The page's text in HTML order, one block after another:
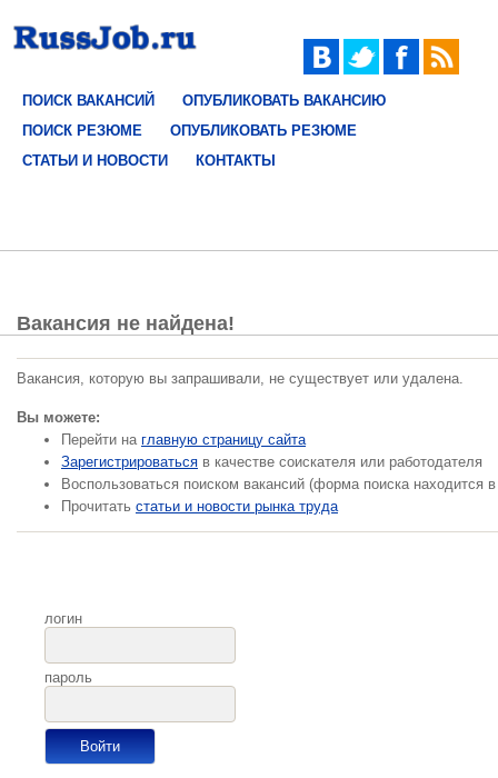
ПОИСК ВАКАНСИЙ
ОПУБЛИКОВАТЬ ВАКАНСИЮ
ПОИСК РЕЗЮМЕ
ОПУБЛИКОВАТЬ РЕЗЮМЕ
СТАТЬИ И НОВОСТИ
КОНТАКТЫ
Вакансия не найдена!
Вакансия, которую вы запрашивали, не существует или удалена.
Вы можете:
Перейти на главную страницу сайта
Зарегистрироваться в качестве соискателя или работодателя
Воспользоваться поиском вакансий (форма поиска находится
Прочитать статьи и новости рынка труда
логин
пароль